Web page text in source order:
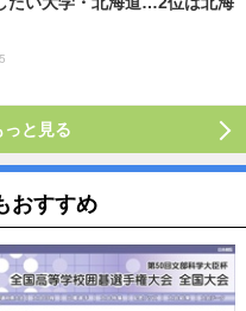
っと見る
おすすめ